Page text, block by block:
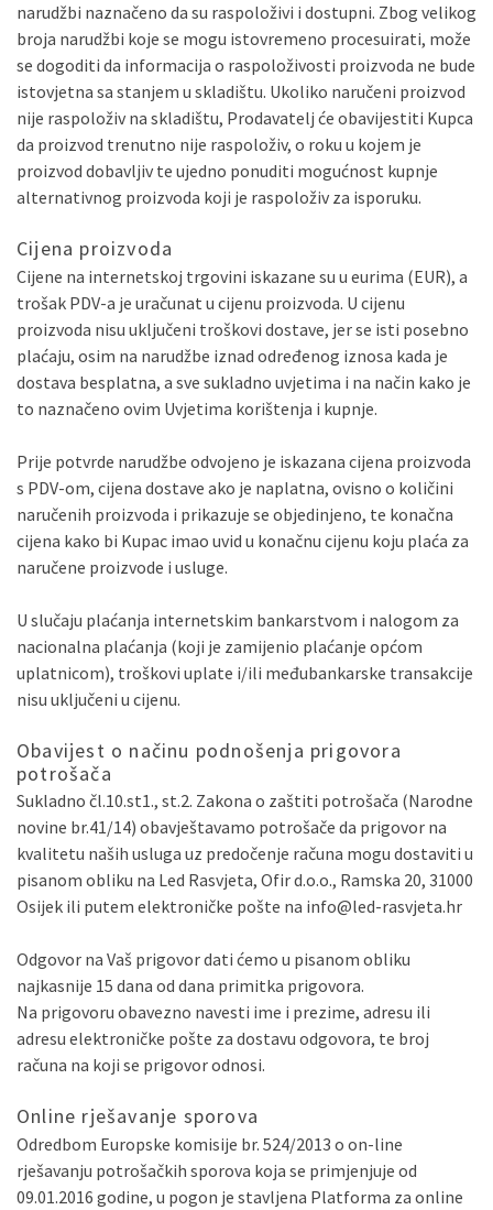
narudžbi naznačeno da su raspoloživi i dostupni. Zbog velikog
broja narudžbi koje se mogu istovremeno procesuirati, može
se dogoditi da informacija o raspoloživosti proizvoda ne bude
istovjetna sa stanjem u skladištu. Ukoliko naručeni proizvod
nije raspoloživ na skladištu, Prodavatelj će obavijestiti Kupca
da proizvod trenutno nije raspoloživ, o roku u kojem je
proizvod dobavljiv te ujedno ponuditi mogućnost kupnje
alternativnog proizvoda koji je raspoloživ za isporuku.
Cijena proizvoda
Cijene na internetskoj trgovini iskazane su u eurima (EUR), a
trošak PDV-a je uračunat u cijenu proizvoda. U cijenu
proizvoda nisu uključeni troškovi dostave, jer se isti posebno
plaćaju, osim na narudžbe iznad određenog iznosa kada je
dostava besplatna, a sve sukladno uvjetima i na način kako je
to naznačeno ovim Uvjetima korištenja i kupnje.
Prije potvrde narudžbe odvojeno je iskazana cijena proizvoda
s PDV-om, cijena dostave ako je naplatna, ovisno o količini
naručenih proizvoda i prikazuje se objedinjeno, te konačna
cijena kako bi Kupac imao uvid u konačnu cijenu koju plaća za
naručene proizvode i usluge.
U slučaju plaćanja internetskim bankarstvom i nalogom za
nacionalna plaćanja (koji je zamijenio plaćanje općom
uplatnicom), troškovi uplate i/ili međubankarske transakcije
nisu uključeni u cijenu.
Obavijest o načinu podnošenja prigovora
potrošača
Sukladno čl.10.st1., st.2. Zakona o zaštiti potrošača (Narodne
novine br.41/14) obavještavamo potrošače da prigovor na
kvalitetu naših usluga uz predočenje računa mogu dostaviti u
pisanom obliku na Led Rasvjeta, Ofir d.o.o., Ramska 20, 31000
Osijek ili putem elektroničke pošte na info@led-rasvjeta.hr
Odgovor na Vaš prigovor dati ćemo u pisanom obliku
najkasnije 15 dana od dana primitka prigovora.
Na prigovoru obavezno navesti ime i prezime, adresu ili
adresu elektroničke pošte za dostavu odgovora, te broj
računa na koji se prigovor odnosi.
Online rješavanje sporova
Odredbom Europske komisije br. 524/2013 o on-line
rješavanju potrošačkih sporova koja se primjenjuje od
09.01.2016 godine, u pogon je stavljena Platforma za online